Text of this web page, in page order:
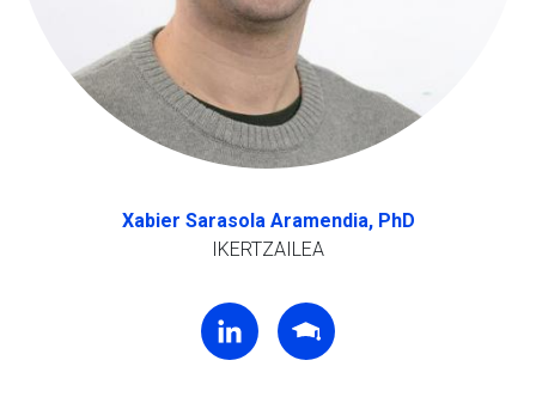
Xabier Sarasola Aramendia, PhD
IKERTZAILEA